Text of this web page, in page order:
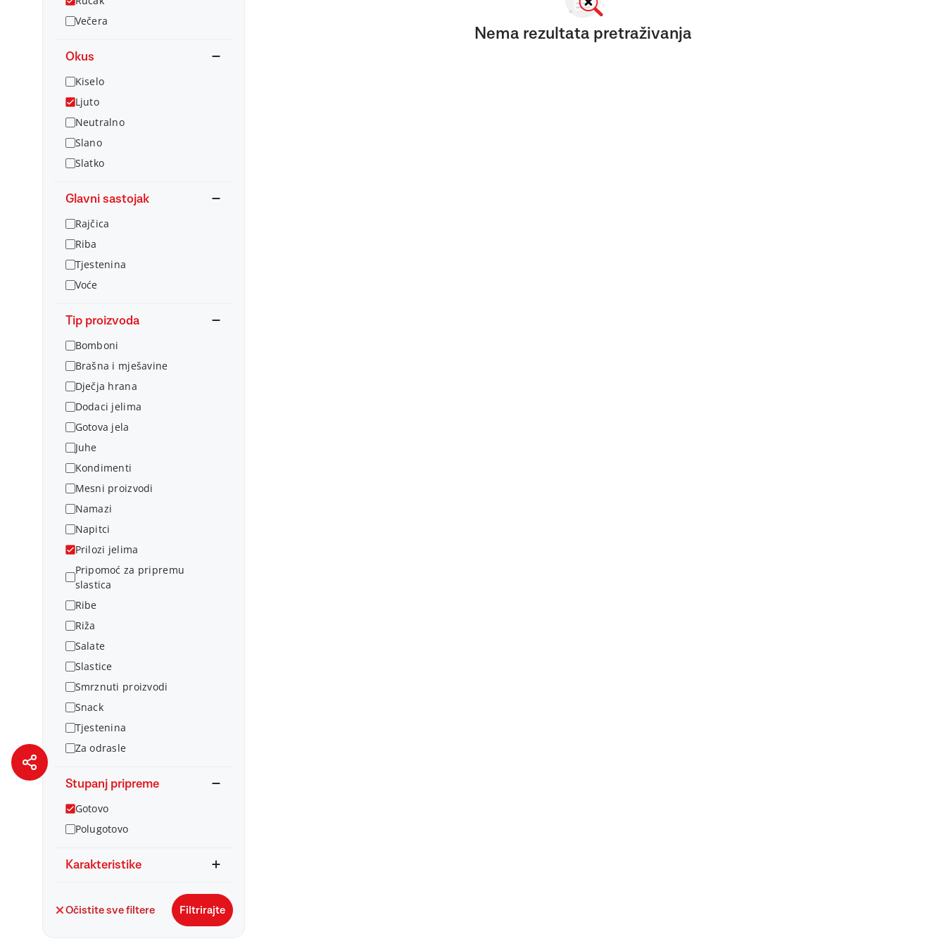
Večera
Okus
Kiselo
Ljuto
Neutralno
Slano
Slatko
Glavni sastojak
Rajčica
Riba
Tjestenina
Voće
Tip proizvoda
Bomboni
Brašna i mješavine
Dječja hrana
Dodaci jelima
Gotova jela
Juhe
Kondimenti
Mesni proizvodi
Namazi
Napitci
Prilozi jelima
Pripomoć za pripremu
slastica
Ribe
Riža
Salate
Slastice
Smrznuti proizvodi
Snack
Tjestenina
Za odrasle
Stupanj pripreme
Gotovo
Polugotovo
Karakteristike
Očistite sve filtere Filtrirajte
Nema rezultata pretraživanja